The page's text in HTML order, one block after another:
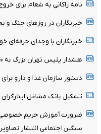
نامه زاکانی به شعام برای
خبرنگاران در روزهای جنگ و
خبرنگاران با وجدان حرفه‌ای
هشدار پلیس تهران بزرگ به
دستور سازمان غذا و دارو برای جمع‌آوری ۳
تشکیل بانک مشاغل
ضرورت آموزش حریم خصوصی
سنگین اجتماعی انتشار